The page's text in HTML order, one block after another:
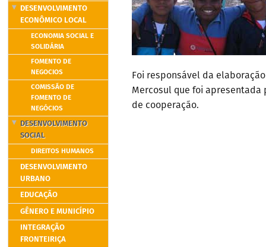
DESENVOLVIMENTO
ECONÔMICO LOCAL
ECONOMIA SOCIAL E
SOLIDÁRIA
FOMENTO DE
NEGOCIOS
COMISSÃO DE
FOMENTO DE
NEGÓCIOS
DESENVOLVIMENTO
SOCIAL
DIREITOS HUMANOS
DESENVOLVIMENTO
URBANO
EDUCAÇÃO
GÊNERO E MUNICÍPIO
INTEGRAÇÃO
FRONTEIRIÇA
Foi responsável da
Mercosul que foi apresentada
de cooperação.